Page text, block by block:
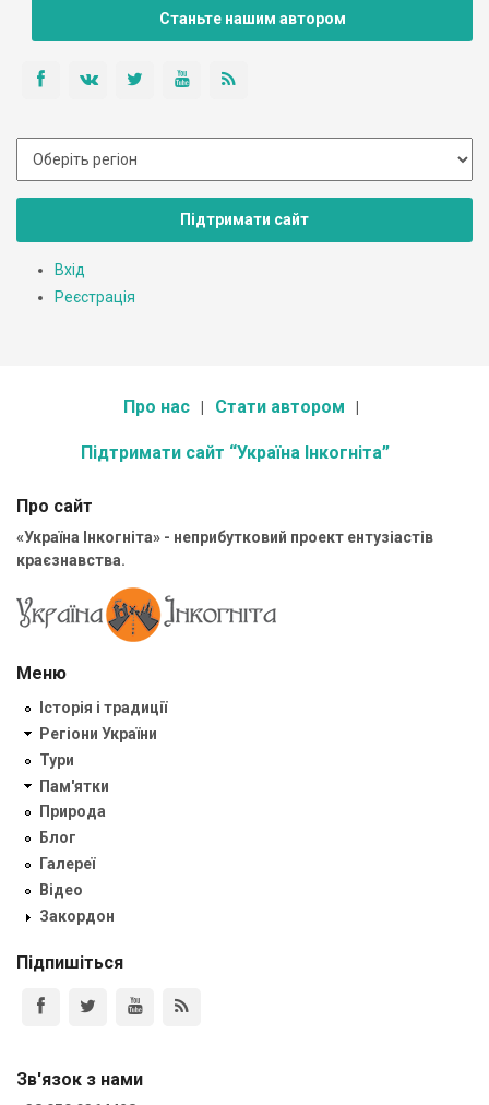
Станьте нашим автором
Підтримати сайт
Вхід
Реєстрація
Про нас Стати автором
Підтримати сайт “Україна Інкогніта”
Про сайт
«Україна Інкогніта» - неприбутковий проект ентузіастів
краєзнавства.
Меню
Історія і традиції
Регіони України
Тури
Пам'ятки
Природа
Блог
Галереї
Відео
Закордон
Підпишіться
Зв'язок з нами